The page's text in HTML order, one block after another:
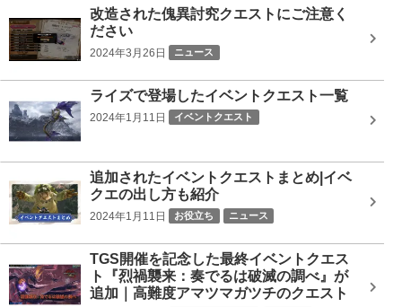
改造された傀異討究クエストにご注意く
ださい
2024年3月26日 ニュース
ライズで登場したイベントクエスト一覧
2024年1月11日 イベントクエスト
追加されたイベントクエストまとめ|イベ
クエの出し方も紹介
2024年1月11日 お役立ち ニュース
TGS開催を記念した最終イベントクエス
ト『烈禍襲来：奏でるは破滅の調べ』が
追加｜高難度アマツマガツチのクエスト